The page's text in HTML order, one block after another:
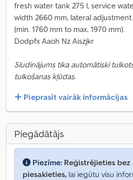
fresh water tank 275 l, service
width 2660 mm, lateral
(min. 1760 mm to max. 1970 mm).
Dodpfx Aaoh Nz Aiszjkr
Sludinājums tika automātiski
tulkošanas kļūdas.
Pieprasīt vairāk informācijas
Piegādātājs
Piezīme: Reģistrējieties bez
piesakieties, lai iegūtu visu